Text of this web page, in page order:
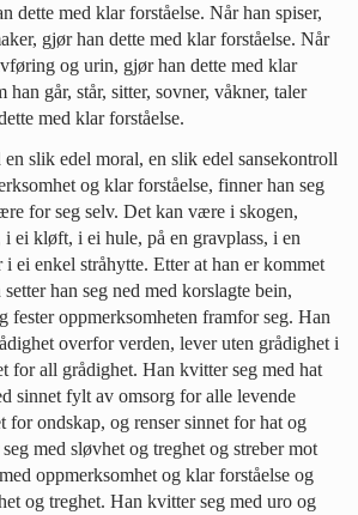
dette med klar forståelse. Når han spiser,
gjør han dette med klar forståelse. Når
og urin, gjør han dette med klar
han går, står, sitter, sovner, våkner, taler
med klar forståelse.
slik edel moral, en slik edel sansekontroll
og klar forståelse, finner han seg
for seg selv. Det kan være i skogen,
i ei kløft, i ei hule, på en gravplass, i en
ei enkel stråhytte. Etter at han er kommet
han seg ned med korslagte bein,
fester oppmerksomheten framfor seg. Han
overfor verden, lever uten grådighet i
for all grådighet. Han kvitter seg med hat
sinnet fylt av omsorg for alle levende
for ondskap, og renser sinnet for hat og
med sløvhet og treghet og streber mot
oppmerksomhet og klar forståelse og
og treghet. Han kvitter seg med uro og